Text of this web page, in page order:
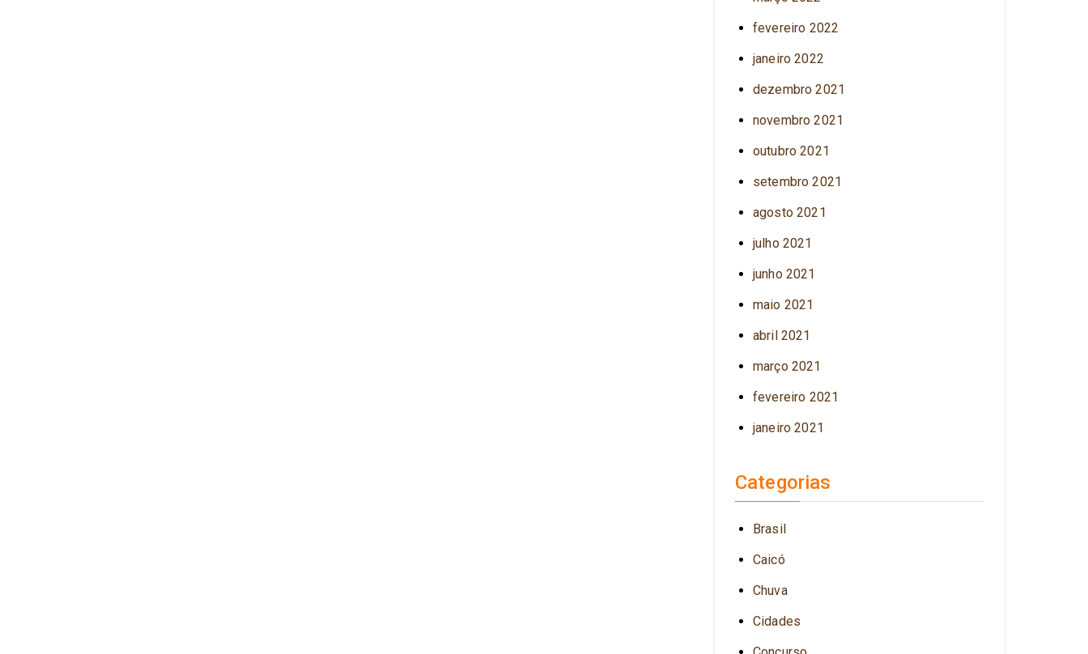
fevereiro 2022
janeiro 2022
dezembro 2021
novembro 2021
outubro 2021
setembro 2021
agosto 2021
julho 2021
junho 2021
maio 2021
abril 2021
março 2021
fevereiro 2021
janeiro 2021
Categorias
Brasil
Caicó
Chuva
Cidades